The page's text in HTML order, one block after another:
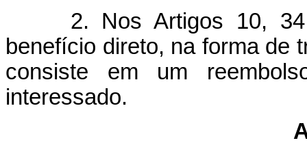
2. Nos Artigos 10,
benefício direto, na forma de
consiste em um
interessado.